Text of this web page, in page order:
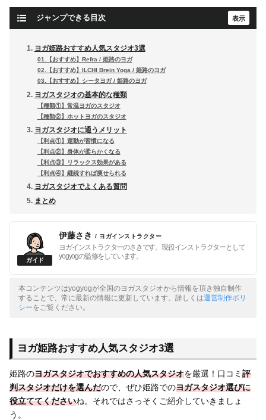
ジャンプできる目次
ヨガ姫路おすすめ人気スタジオ3選
01.【おすすめ】Refra / 姫路のヨガ
02.【おすすめ】ILCHI Brein Yoga / 姫路のヨガ
03.【おすすめ】シータヨガ / 姫路のヨガ
ヨガスタジオの基本的な種類
【種類①】常温ヨガのスタジオ
【種類②】ホットヨガのスタジオ
ヨガスタジオに通うメリット
【利点①】運動が習慣になる
【利点②】身体が柔らかくなる
【利点③】リラックス効果がある
【利点④】継続すれば痩せられる
ヨガスタジオでよくある質問
まとめ
伊藤さき / ヨガインストラクター
ヨガインストラクターのさきです。現役インストラクターとして
yogyogの監修をしています。
本コンテンツはyogyogが全国のヨガスタジオから情報を頂き独自制作
することで、常に最新の情報に更新しています。詳しくは運営制作ポリ
シーをご覧ください。
ヨガ姫路おすすめ人気スタジオ3選
姫路のヨガスタジオでおすすめの人気スタジオを厳選！口コミ 評
判スタジオだけを選んだので、ぜひ姫路でのヨガスタジオ選びに
役立ててくださいね。それではさっそくご紹介していきましょ
う。